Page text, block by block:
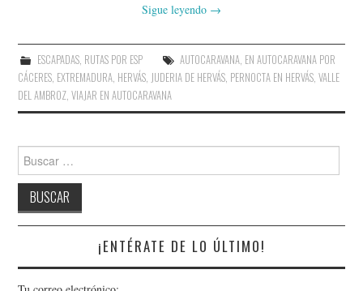
Sigue leyendo →
ESCAPADAS, RUTAS POR ESP AUTOCARAVANA, EN AUTOCARAVANA POR
CÁCERES, EXTREMADURA, HERVÁS, JUDERIA DE HERVÁS, PERNOCTA EN HERVÁS,VALLE
DEL AMBROZ,VIAJAR EN AUTOCARAVANA
Buscar:
¡ENTÉRATE DE LO ÚLTIMO!